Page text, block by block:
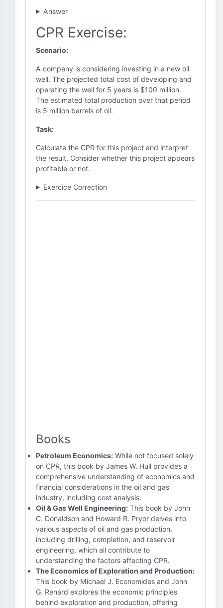
Answer
CPR Exercise:
Scenario:
A company is considering investing in a new oil
well. The projected total cost of developing and
operating the well for 5 years is $100 million.
The estimated total production over that period
is 5 million barrels of oil.
Task:
Calculate the CPR for this project and interpret
the result. Consider whether this project appears
profitable or not.
Exercice Correction
Books
Petroleum Economics: While not focused solely
on CPR, this book by James W. Hull provides a
comprehensive understanding of economics and
financial considerations in the oil and gas
industry, including cost analysis.
Oil & Gas Well Engineering: This book by John
C. Donaldson and Howard R. Pryor delves into
various aspects of oil and gas production,
including drilling, completion, and reservoir
engineering, which all contribute to
understanding the factors affecting CPR.
The Economics of Exploration and Production:
This book by Michael J. Economides and John
G. Renard explores the economic principles
behind exploration and production, offering